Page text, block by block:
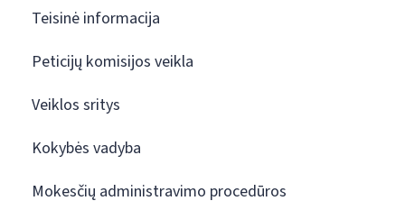
Teisinė informacija
Peticijų komisijos veikla
Veiklos sritys
Kokybės vadyba
Mokesčių administravimo procedūros